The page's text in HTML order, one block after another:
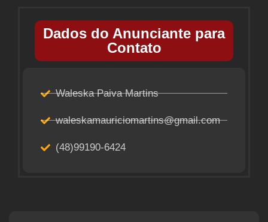
Dados do Anunciante para
Contato
Waleska Paiva Martins
waleskamauriciomartins@gmail.com
(48)99190-6424